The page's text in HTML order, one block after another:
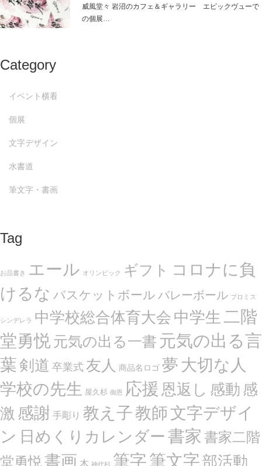
威風堂々 岩沼のカフェ＆ギャラリー エピックヴューで
の個展…
Category
イベント横看
個展
文字デザイン
水書道
筆文字・書画
Tag
お品書き エール オリンピック ギフト コロナに負
けるな バスケットボール バレーボール プロミス
シンデレラ 中学校総合体育大会 中学生 二階
堂勇悦 元気の出る一書 元気の出る言
葉剣道 卒業式 友人 商品名ロゴ 夢 大切な人
学校の先生 屋久杉 御恩 応援 恩返し 感動 感
激 感謝 手彫り 教え子教師文字デザイ
ン 日めくりカレンダー 書家 書家二階
堂勇悦書画 木 神代杉 筆字筆文字部活動